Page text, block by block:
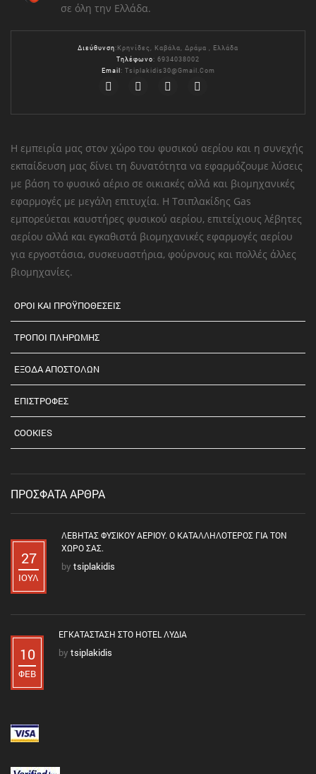
σε όλη την Ελλάδα.
Διεύθυνση:Κρηνίδες, Καβάλα, Δράμα , Ελλάδα
Τηλέφωνο: 6934038002
Email: Tsiplakidis30@gmail.com
Η εμπειρία μας στον χώρο του φυσικού αερίου και η συνεχής
εκπαίδευση μας δίνει τη δυνατότητα να εφαρμόζουμε λύσεις
με βάση το φυσικό αέριο σε οικιακές αλλά και βιομηχανικές
εφαρμογές με μεγάλη επιτυχία. Η Τσιπλακίδης Gas
εμπορεύεται καυστήρες φυσικού αερίου, επιτείχιους λέβητες
αερίου αλλά και εγκαθιστά βιομηχανικές εφαρμογές αερίου
για εργοστάσια, συσκευαστήρια, φούρνους και πολλές άλλες
βιομηχανίες.
ΟΡΟΙ ΚΑΙ ΠΡΟΫΠΟΘΕΣΕΙΣ
ΤΡΟΠΟΙ ΠΛΗΡΩΜΗΣ
ΕΞΟΔΑ ΑΠΟΣΤΟΛΩΝ
ΕΠΙΣΤΡΟΦΕΣ
COOKIES
ΠΡΟΣΦΑΤΑ ΑΡΘΡΑ
27
ΙΟΎΛ
ΛΈΒΗΤΑΣ ΦΥΣΙΚΟΎ ΑΕΡΊΟΥ. Ο ΚΑΤΑΛΛΗΛΌΤΕΡΟΣ ΓΙΑ ΤΟΝ
ΧΏΡΟ ΣΑΣ.
by tsiplakidis
10
ΦΕΒ
ΕΓΚΑΤΆΣΤΑΣΗ ΣΤΟ HOTEL ΛΥΔΊΑ
by tsiplakidis